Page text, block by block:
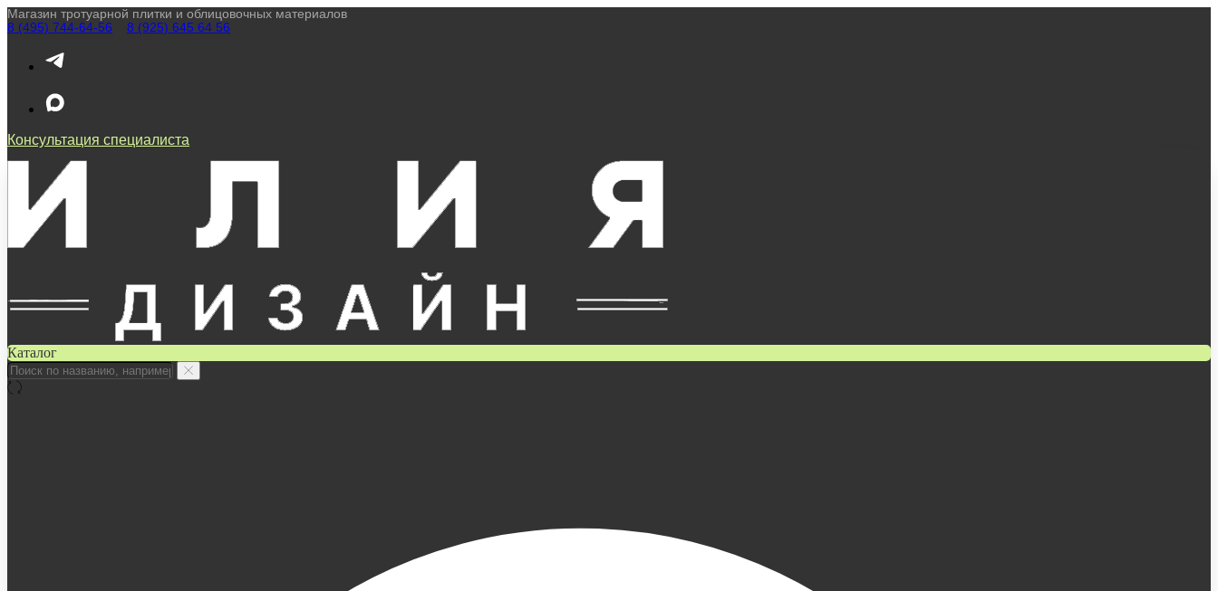
Магазин тротуарной плитки и облицовочных материалов
8 (495) 744-64-56
8 (925) 645 64 56
Консультация специалиста
Каталог